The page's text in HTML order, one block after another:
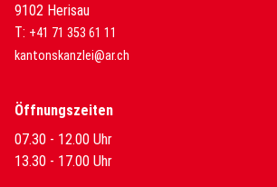
9102 Herisau
T: +41 71 353 61 11
kantonskanzlei@ar.ch
Öffnungszeiten
07.30 - 12.00 Uhr
13.30 - 17.00 Uhr